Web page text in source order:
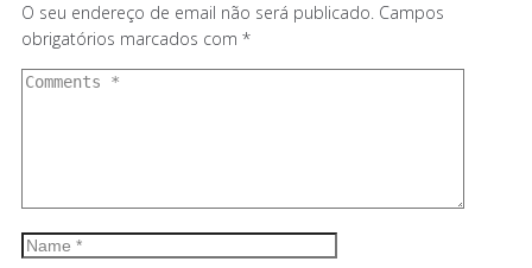
O seu endereço de email não será publicado. Campos
obrigatórios marcados com *